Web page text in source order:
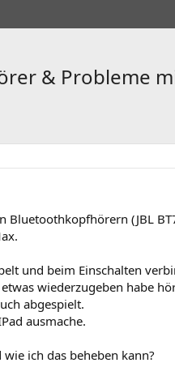
& Probleme
Bluetoothkopfhörern (JBL
und beim Einschalten
wiederzugeben habe
abgespielt.
ausmache.
ich das beheben kann?